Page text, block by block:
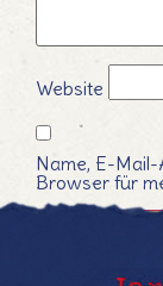
Website
Name, E-
Browser für